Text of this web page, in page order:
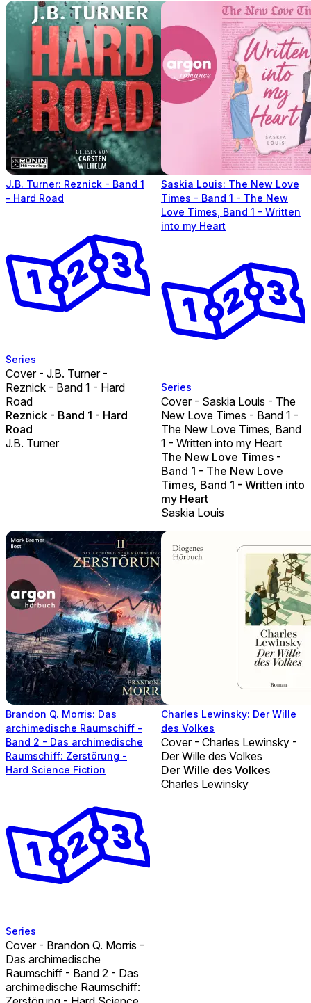
J.B. Turner: Reznick - Band 1
- Hard Road
Series
Cover - J.B. Turner -
Reznick - Band 1 - Hard
Road
Reznick - Band 1 - Hard
Road
J.B. Turner
Saskia Louis: The New Love
Times - Band 1 - The New
Love Times, Band 1 - Written
into my Heart
Series
Cover - Saskia Louis - The
New Love Times - Band 1 -
The New Love Times, Band
1 - Written into my Heart
The New Love Times -
Band 1 - The New Love
Times, Band 1 - Written into
my Heart
Saskia Louis
Brandon Q. Morris: Das
archimedische Raumschiff -
Band 2 - Das archimedische
Raumschiff: Zerstörung -
Hard Science Fiction
Series
Cover - Brandon Q. Morris -
Das archimedische
Raumschiff - Band 2 - Das
archimedische Raumschiff:
Charles Lewinsky: Der Wille
des Volkes
Cover - Charles Lewinsky -
Der Wille des Volkes
Der Wille des Volkes
Charles Lewinsky